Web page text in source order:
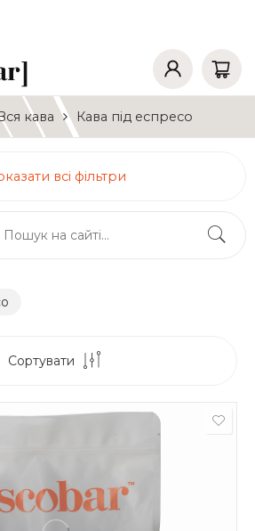
кава Кава під еспресо
всі фільтри
Сортувати